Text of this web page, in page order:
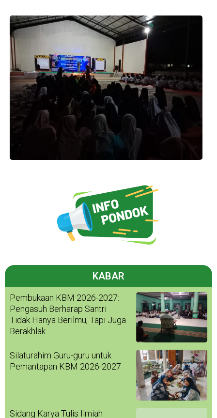
KABAR
Pembukaan KBM 2026-2027:
Pengasuh Berharap Santri
Tidak Hanya Berilmu, Tapi Juga
Berakhlak
Silaturahim Guru-guru untuk
Pemantapan KBM 2026-2027
Sidang Karya Tulis Ilmiah